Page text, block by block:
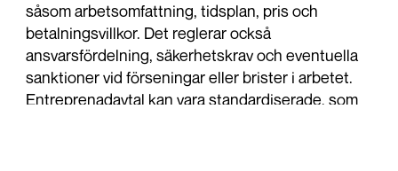
såsom arbetsomfattning, tidsplan, pris och
betalningsvillkor. Det reglerar också
ansvarsfördelning, säkerhetskrav och eventuella
sanktioner vid förseningar eller brister i arbetet.
Entreprenadavtal kan vara standardiserade, som